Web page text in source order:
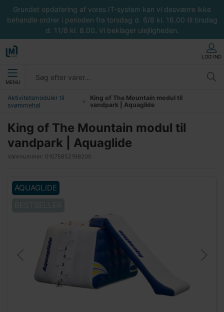
Grundet opdatering af vores IT-system kan vi desværre ikke
behandle ordrer i perioden fra torsdag d. 6/8 kl. 16.00 til tirsdag
d. 11/8 kl. 8.00. Vi beklager ulejligheden.
LOG IND
MENU
Aktivitetsmoduler til
svømmehal
King of The Mountain modul til
vandpark | Aquaglide
King of The Mountain modul til
vandpark | Aquaglide
Varenummer: 01075852196200
AQUAGLIDE